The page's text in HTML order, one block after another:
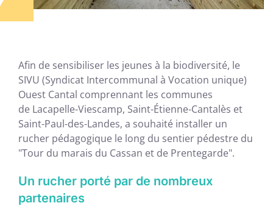
Afin de sensibiliser les jeunes à la biodiversité, le
SIVU (Syndicat Intercommunal à Vocation unique)
Ouest Cantal comprennant les communes
de Lacapelle-Viescamp, Saint-Étienne-Cantalès et
Saint-Paul-des-Landes, a souhaité installer un
rucher pédagogique le long du sentier pédestre du
"Tour du marais du Cassan et de Prentegarde".
Un rucher porté par de nombreux
partenaires